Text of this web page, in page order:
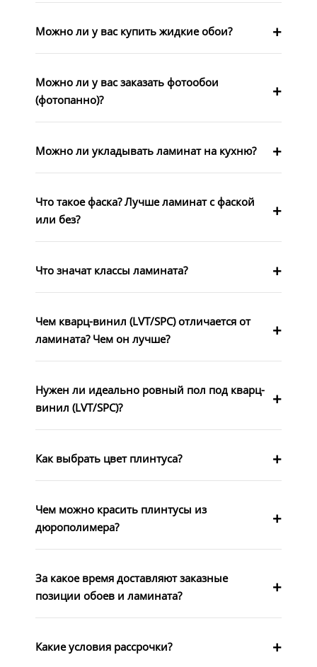
Можно ли у вас купить жидкие обои?
Можно ли у вас заказать фотообои
(фотопанно)?
Можно ли укладывать ламинат на кухню?
Что такое фаска? Лучше ламинат с фаской
или без?
Что значат классы ламината?
Чем кварц-винил (LVT/SPC) отличается от
ламината? Чем он лучше?
Нужен ли идеально ровный пол под кварц-
винил (LVT/SPC)?
Как выбрать цвет плинтуса?
Чем можно красить плинтусы из
дюрополимера?
За какое время доставляют заказные
позиции обоев и ламината?
Какие условия рассрочки?